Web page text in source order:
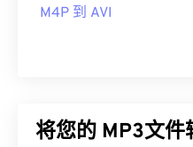
M4P 到 AVI
将您的 MP3文